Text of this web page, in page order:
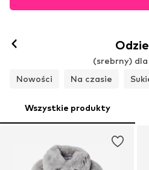
(srebrny)
Nowości
Na czasie
Wszystkie produkty